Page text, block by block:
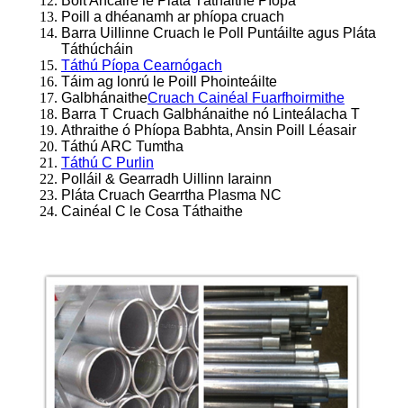
Poill a dhéanamh ar phíopa cruach
Barra Uillinne Cruach le Poll Puntáilte agus Pláta
Táthúcháin
Táthú Píopa Cearnógach
Táim ag lonrú le Poill Phointeáilte
GalbhánaitheCruach Cainéal Fuarfhoirmithe
Barra T Cruach Galbhánaithe nó Linteálacha T
Athraithe ó Phíopa Babhta, Ansin Poill Léasair
Táthú ARC Tumtha
Táthú C Purlin
Polláil & Gearradh Uillinn Iarainn
Pláta Cruach Gearrtha Plasma NC
Cainéal C le Cosa Táthaithe